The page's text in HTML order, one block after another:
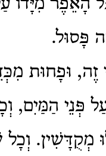
הָאֵפֶר מִיָּדוֹ
פָּסוּל.
וּפָחוּת
פְּנֵי הַמַּיִם,
וְכָל